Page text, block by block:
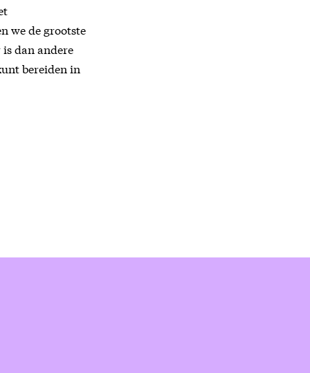
we de grootste
dan andere
bereiden in